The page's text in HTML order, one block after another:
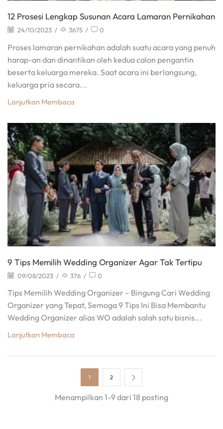
12 Prosesi Lengkap Susunan Acara Lamaran Pernikahan
24/10/2023 / 3675 / 0
Proses lamaran pernikahan adalah suatu acara yang penuh
harap-an dan dinantikan oleh kedua calon pengantin
beserta keluarga mereka. Saat acara ini berlangsung,
keluarga pria secara...
Lanjutkan Membaca
9 Tips Memilih Wedding Organizer Agar Tak Tertipu
09/08/2023 / 376 / 0
Tips Memilih Wedding Organizer – Bingung Cari Wedding
Organizer yang Tepat, Semoga 9 Tips Ini Bisa Membantu
Wedding Organizer alias WO adalah salah satu bisnis...
Lanjutkan Membaca
Menampilkan 1-9 dari 18 posting
1 2